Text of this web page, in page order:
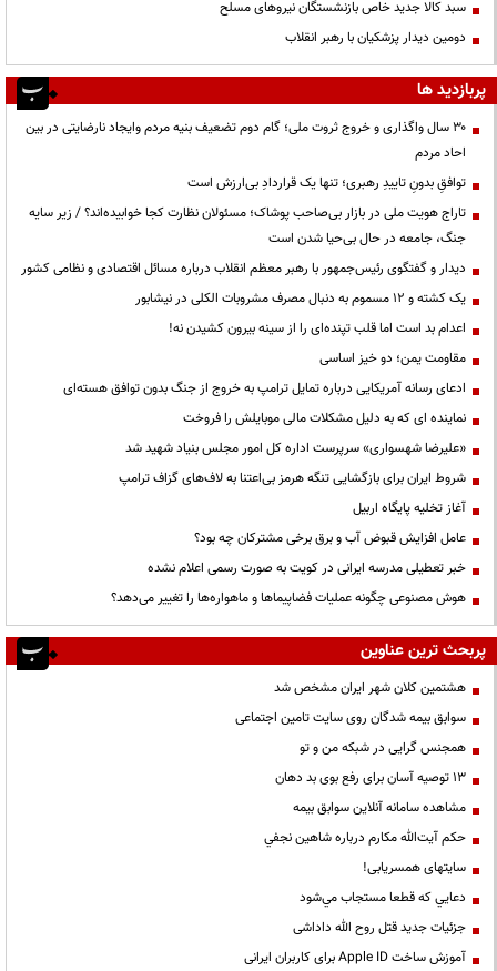
سبد کالا جدید خاص بازنشستگان نیروهای مسلح
دومین دیدار پزشکیان با رهبر انقلاب
پربازدید ها
۳۰ سال واگذاری و خروج ثروت ملی؛ گام دوم تضعیف بنیه مردم وایجاد نارضایتی در بین
احاد مردم
توافقِ بدونِ تاییدِ رهبری؛ تنها یک قراردادِ بی‌ارزش است
تاراج هویت ملی در بازار بی‌صاحب پوشاک؛ مسئولان نظارت کجا خوابیده‌اند؟ / زیر سایه
جنگ، جامعه در حال بی‌حیا شدن است
دیدار و گفتگوی رئیس‌جمهور با رهبر معظم انقلاب درباره مسائل اقتصادی و نظامی کشور
یک کشته و ۱۲ مسموم به دنبال مصرف مشروبات الکلی در نیشابور
اعدام بد است اما قلب تپنده‌ای را از سینه بیرون کشیدن نه!
مقاومت یمن؛ دو خیز اساسی
ادعای رسانه آمریکایی درباره تمایل ترامپ به خروج از جنگ بدون توافق هسته‌ای
نماینده ای که به دلیل مشکلات مالی موبایلش را فروخت
«علیرضا شهسواری» سرپرست اداره کل امور مجلس بنیاد شهید شد
شروط ایران برای بازگشایی تنگه هرمز بی‌اعتنا به لاف‌های گزاف ترامپ
آغاز تخلیه پایگاه اربیل
عامل افزایش قبوض آب و برق برخی مشترکان چه بود؟
خبر تعطیلی مدرسه ایرانی در کویت به صورت رسمی اعلام نشده
هوش مصنوعی چگونه عملیات فضاپیماها و ماهواره‌ها را تغییر می‌دهد؟
پربحث ترین عناوین
هشتمین کلان شهر ایران مشخص شد
سوابق بیمه شدگان روی سایت تامین اجتماعی
همجنس گرایی در شبکه من و تو
13 توصیه آسان برای رفع بوی بد دهان
مشاهده سامانه آنلاين سوابق بیمه
حكم آيت‌الله مكارم درباره شاهين نجفي
سایتهای همسریابی!
دعايي كه قطعا مستجاب مي‌شود
جزئیات جدید قتل روح الله داداشی
آموزش ساخت Apple ID برای کاربران ایرانی